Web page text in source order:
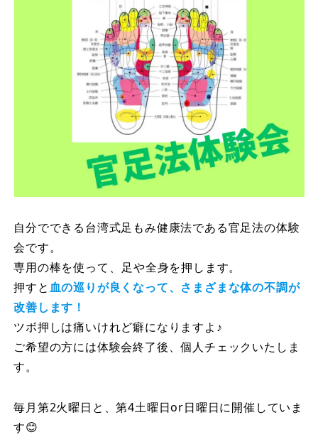
自分でできる台湾式足もみ健康法である官足法の体験
会です。
専用の棒を使って、⁡足や全身を押します。
押すと血の巡りが良くなって、さまざまな体の不調が
改善します！
ツボ押しは痛いけれど癖になりますよ♪
ご希望の方には体験会終了後、個人チェックいたしま
す。
毎月第2火曜日と、第4土曜日or日曜日に開催していま
す😊